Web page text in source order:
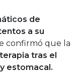
de
a su
confirmó que la
tras el
estomacal.